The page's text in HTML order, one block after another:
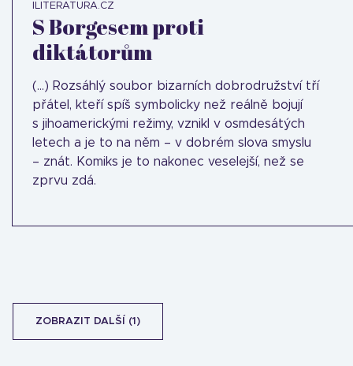
ILITERATURA.CZ
S Borgesem proti
diktátorům
(...) Rozsáhlý soubor bizarních dobrodružství tří
přátel, kteří spíš symbolicky než reálně bojují
s jihoamerickými režimy, vznikl v osmdesátých
letech a je to na něm – v dobrém slova smyslu
– znát. Komiks je to nakonec veselejší, než se
zprvu zdá.
ZOBRAZIT DALŠÍ (1)